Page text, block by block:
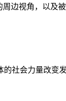
边视角，以及
社会力量改变